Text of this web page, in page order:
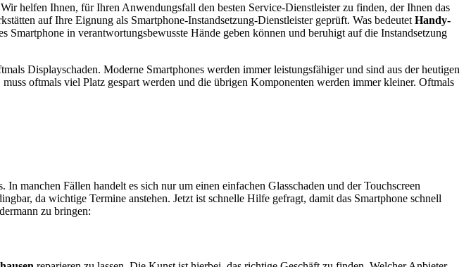
helfen Ihnen, für Ihren Anwendungsfall den besten Service-Dienstleister zu finden, der Ihnen das
auf Ihre Eignung als Smartphone-Instandsetzung-Dienstleister geprüft. Was bedeutet Handy-
in verantwortungsbewusste Hände geben können und beruhigt auf die Instandsetzung
Displayschaden. Moderne Smartphones werden immer leistungsfähiger und sind aus der heutigen
oftmals viel Platz gespart werden und die übrigen Komponenten werden immer kleiner. Oftmals
manchen Fällen handelt es sich nur um einen einfachen Glasschaden und der Touchscreen
da wichtige Termine anstehen. Jetzt ist schnelle Hilfe gefragt, damit das Smartphone schnell
zu bringen: